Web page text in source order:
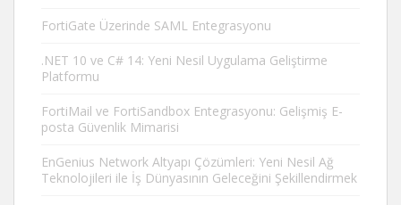
FortiGate Üzerinde SAML Entegrasyonu
.NET 10 ve C# 14: Yeni Nesil Uygulama Geliştirme
Platformu
FortiMail ve FortiSandbox Entegrasyonu: Gelişmiş E-
posta Güvenlik Mimarisi
EnGenius Network Altyapı Çözümleri: Yeni Nesil Ağ
Teknolojileri ile İş Dünyasının Geleceğini Şekillendirmek